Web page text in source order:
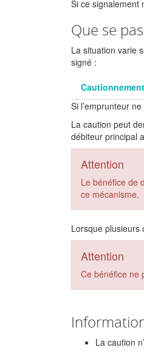
Si ce signalement
Que se
La situation varie
signé :
Si l’emprunteur
La caution peut
débiteur principal
Attention
Le bénéfice de
ce mécanisme.
Lorsque plusieurs
Attention
Ce bénéfice ne
La caution